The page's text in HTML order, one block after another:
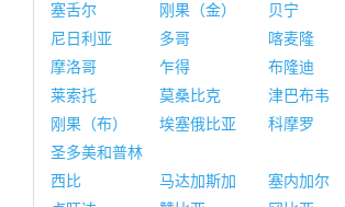
塞舌尔
刚果（金）
贝宁
尼日利亚
多哥
喀麦隆
摩洛哥
乍得
布隆迪
莱索托
莫桑比克
津巴布韦
刚果（布）
埃塞俄比亚
科摩罗
圣多美和普林
西比
马达加斯加
塞内加尔